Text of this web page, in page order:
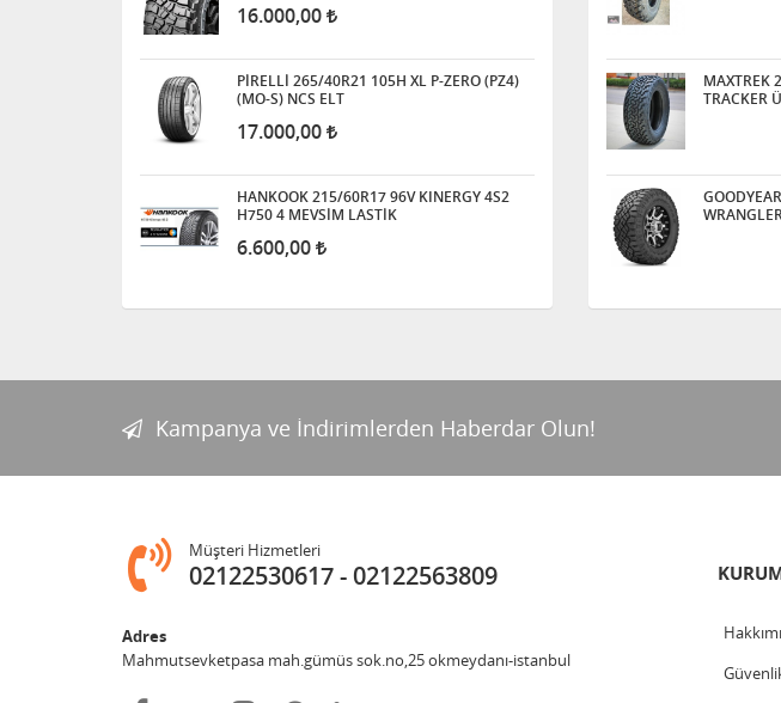
16.000,00
PİRELLİ 265/40R21 105H XL P-ZERO (PZ4)
(MO-S) NCS ELT
17.000,00
HANKOOK 215/60R17 96V KINERGY 4S2
H750 4 MEVSİM LASTİK
6.600,00
MAXTREK
TRACKER
Kampanya ve İndirimlerden Haberdar Olun!
Müşteri Hizmetleri
02122530617 02122563809
Adres
Mahmutsevketpasa mah.gümüs sok.no,25 okmeydanı-istanbul